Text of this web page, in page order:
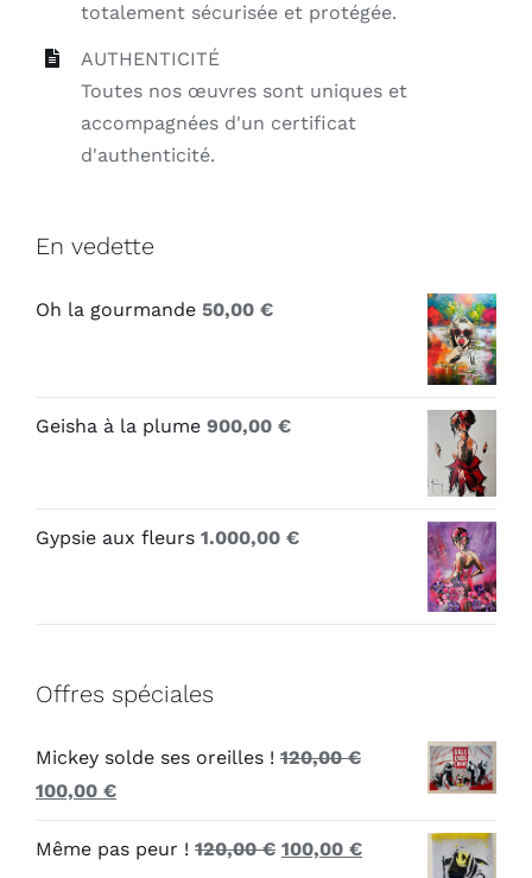
totalement sécurisée et protégée.
AUTHENTICITÉ
Toutes nos œuvres sont uniques et
accompagnées d'un certificat
d'authenticité.
En vedette
Oh la gourmande 50,00 €
Geisha à la plume 900,00 €
Gypsie aux fleurs 1.000,00 €
Offres spéciales
Mickey solde ses oreilles ! 120,00€
Le
initial
100,00 €Le
actuel
Même pas peur ! 120,00€ Le
100,00 €Le